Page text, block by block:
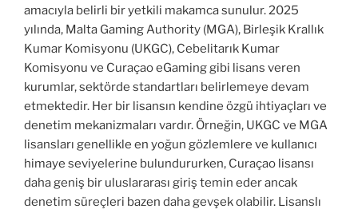
amacıyla belirli bir yetkili makamca sunulur. 2025
yılında, Malta Gaming Authority (MGA), Birleşik Krallık
Kumar Komisyonu (UKGC), Cebelitarık Kumar
Komisyonu ve Curaçao eGaming gibi lisans veren
kurumlar, sektörde standartları belirlemeye devam
etmektedir. Her bir lisansın kendine özgü ihtiyaçları ve
denetim mekanizmaları vardır. Örneğin, UKGC ve MGA
lisansları genellikle en yoğun gözlemlere ve kullanıcı
himaye seviyelerine bulundururken, Curaçao lisansı
daha geniş bir uluslararası giriş temin eder ancak
denetim süreçleri bazen daha gevşek olabilir. Lisanslı